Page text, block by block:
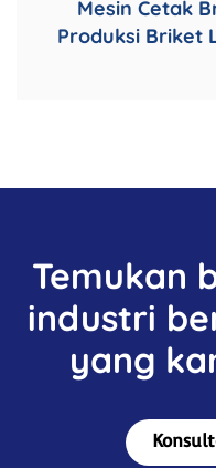
Mesin Cetak
Produksi Briket
Temukan
industri
yang